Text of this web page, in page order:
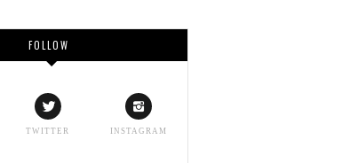
FOLLOW
TWITTER INSTAGRAM